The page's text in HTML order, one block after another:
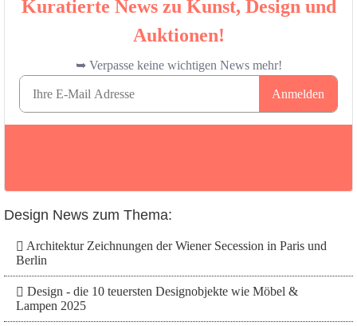
Design News zum Thema:
Architektur Zeichnungen der Wiener Secession in Paris und
Berlin
Design - die 10 teuersten Designobjekte wie Möbel &
Lampen 2025